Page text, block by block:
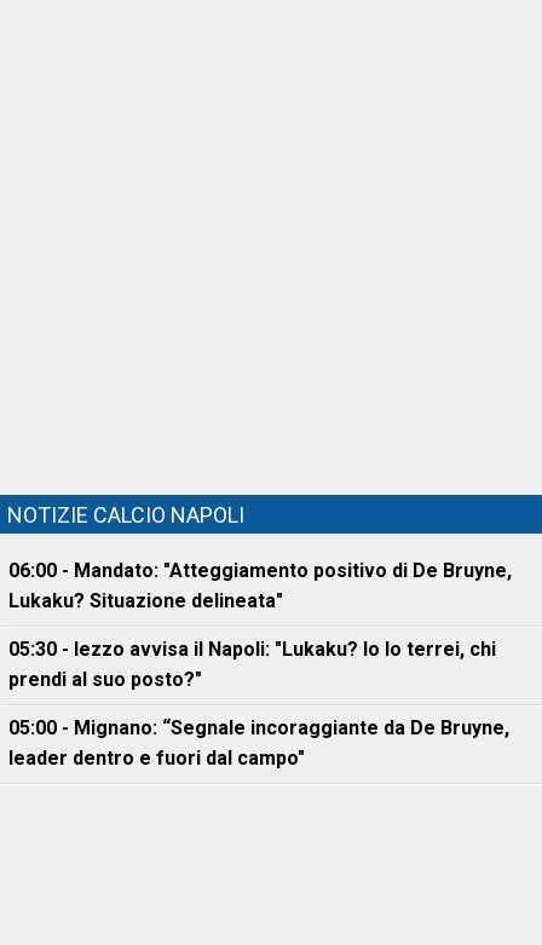
NOTIZIE CALCIO NAPOLI
06:00 - Mandato: "Atteggiamento positivo di De Bruyne,
Lukaku? Situazione delineata"
05:30 - Iezzo avvisa il Napoli: "Lukaku? Io lo terrei, chi
prendi al suo posto?"
05:00 - Mignano: “Segnale incoraggiante da De Bruyne,
leader dentro e fuori dal campo"